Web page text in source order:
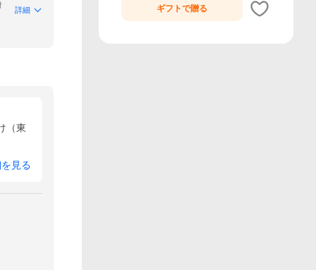
詳細
（東
見る
ギフトで贈る